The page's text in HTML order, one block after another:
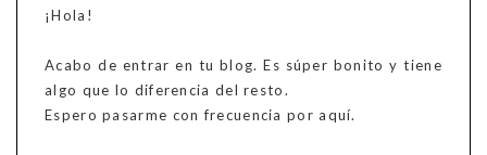
¡Hola!
Acabo de entrar en tu blog. Es súper bonito y tiene
algo que lo diferencia del resto.
Espero pasarme con frecuencia por aquí.